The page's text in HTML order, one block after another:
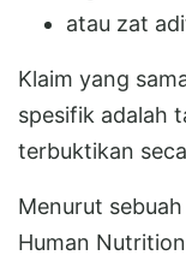
atau zat
Klaim yang
spesifik adalah
terbuktikan
Menurut
Human